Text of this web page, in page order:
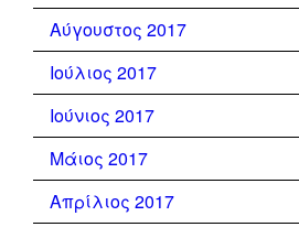
Αύγουστος 2017
Ιούλιος 2017
Ιούνιος 2017
Μάιος 2017
Απρίλιος 2017